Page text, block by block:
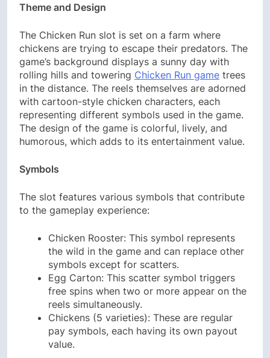
Theme and Design
The Chicken Run slot is set on a farm where
chickens are trying to escape their predators. The
game’s background displays a sunny day with
rolling hills and towering Chicken Run game trees
in the distance. The reels themselves are adorned
with cartoon-style chicken characters, each
representing different symbols used in the game.
The design of the game is colorful, lively, and
humorous, which adds to its entertainment value.
Symbols
The slot features various symbols that contribute
to the gameplay experience:
Chicken Rooster: This symbol represents
the wild in the game and can replace other
symbols except for scatters.
Egg Carton: This scatter symbol triggers
free spins when two or more appear on the
reels simultaneously.
Chickens (5 varieties): These are regular
pay symbols, each having its own payout
value.